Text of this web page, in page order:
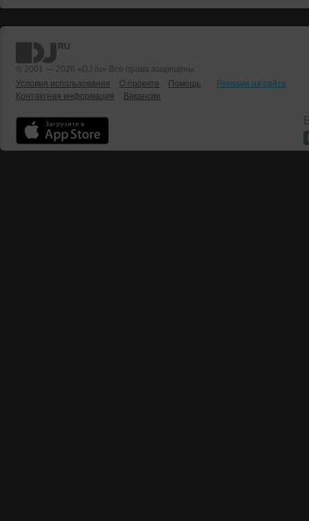
© 2001 — 2026 «DJ.ru» Все права защищены.
Условия использования
О проекте Помощь
Реклама на сайте
Контактная информация
Вакансии